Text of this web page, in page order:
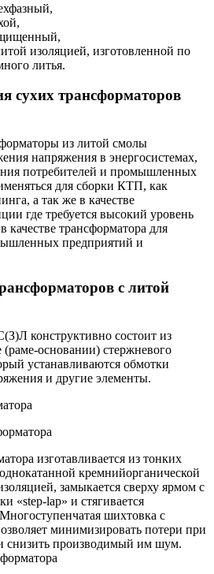
изоляцией, изготовленной по
литья.
сухих трансформаторов
из литой смолы
напряжения в энергосистемах,
потребителей и промышленных
для сборки КТП, как
а так же в качестве
где требуется высокий уровень
качестве трансформатора для
предприятий и
с литой
конструктивно состоит из
(раме-основании) стержневого
устанавливаются обмотки
и другие элементы.
изготавливается из тонких
кремнийорганической
замыкается сверху ярмом с
«step-lap» и стягивается
Многоступенчатая шихтовка с
минимизировать потери при
снизить производимый им шум.